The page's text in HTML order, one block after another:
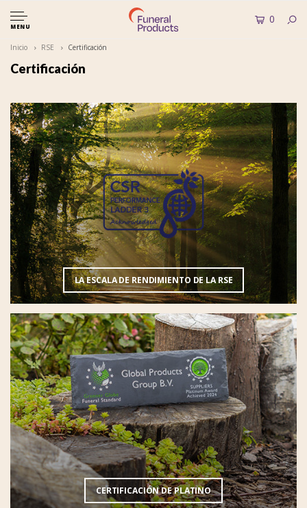
MENU
0
Inicio RSE Certificación
Certificación
LA ESCALA DE RENDIMIENTO DE LA RSE
CERTIFICACIÓN DE PLATINO